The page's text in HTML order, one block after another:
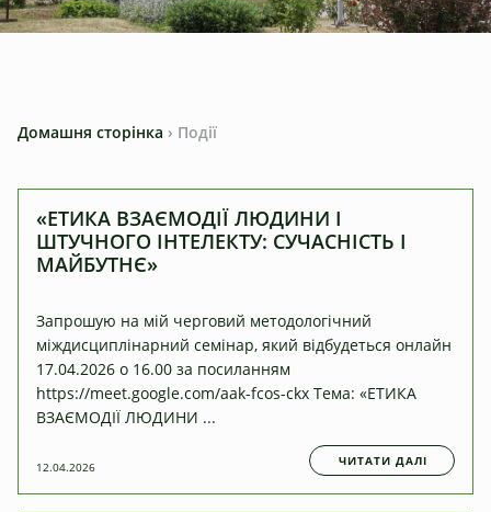
Домашня сторінка › Події
«ЕТИКА ВЗАЄМОДІЇ ЛЮДИНИ І
ШТУЧНОГО ІНТЕЛЕКТУ: СУЧАСНІСТЬ І
МАЙБУТНЄ»
Запрошую на мій черговий методологічний
міждисциплінарний семінар, який відбудеться онлайн
17.04.2026 о 16.00 за посиланням
https://meet.google.com/aak-fcos-ckx Тема: «ЕТИКА
ВЗАЄМОДІЇ ЛЮДИНИ ...
12.04.2026 ЧИТАТИ ДАЛІ